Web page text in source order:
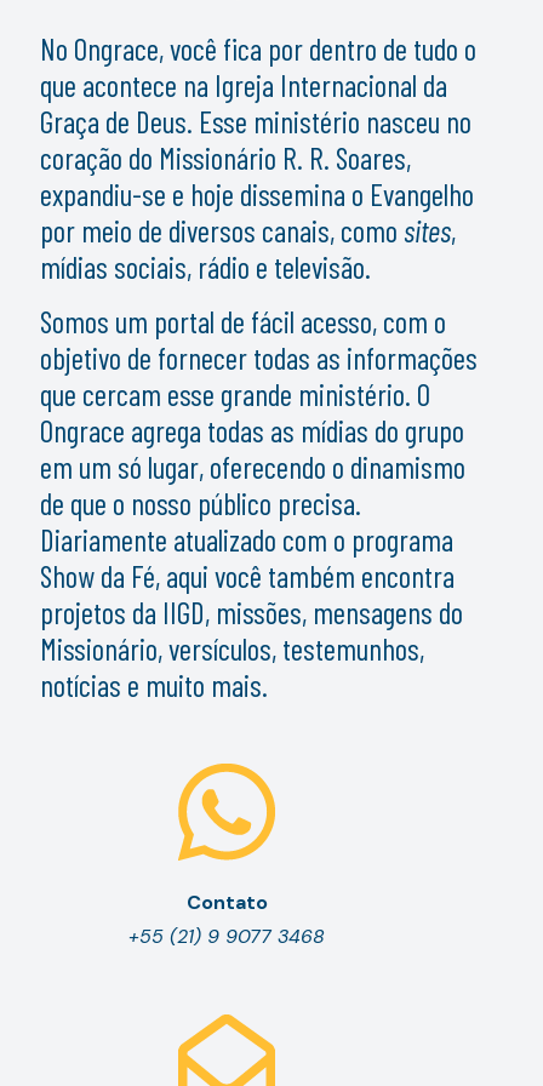
No Ongrace, você fica por dentro de tudo o
que acontece na Igreja Internacional da
Graça de Deus. Esse ministério nasceu no
coração do Missionário R. R. Soares,
expandiu-se e hoje dissemina o Evangelho
por meio de diversos canais, como sites,
mídias sociais, rádio e televisão.
Somos um portal de fácil acesso, com o
objetivo de fornecer todas as informações
que cercam esse grande ministério. O
Ongrace agrega todas as mídias do grupo
em um só lugar, oferecendo o dinamismo
de que o nosso público precisa.
Diariamente atualizado com o programa
Show da Fé, aqui você também encontra
projetos da IIGD, missões, mensagens do
Missionário, versículos, testemunhos,
notícias e muito mais.
Contato
+55 (21) 9 9077 3468